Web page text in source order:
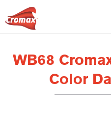
WB68
Color